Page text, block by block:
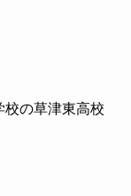
校の草津東高校